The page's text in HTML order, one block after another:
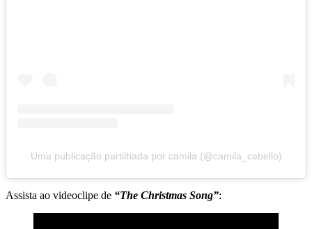
Uma publicação partilhada por camila (@camila_cabello)
Assista ao videoclipe de “The Christmas Song”: